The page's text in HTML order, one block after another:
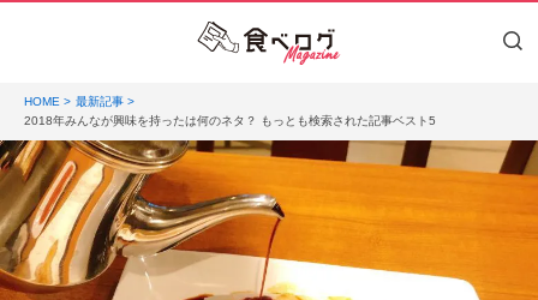
HOME
最新記事
2018年みんなが興味を持ったは何のネタ？ もっとも検索された記事ベスト5